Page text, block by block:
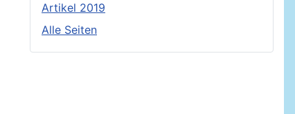
Artikel 2019
Alle Seiten